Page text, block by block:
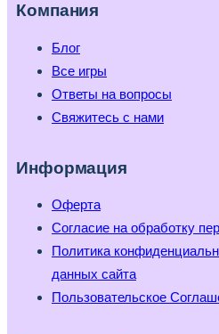
Компания
Блог
Все игры
Ответы на вопросы
Свяжитесь с нами
Информация
Оферта
Согласие на обработку
Политика
данных сайта
Пользовательское